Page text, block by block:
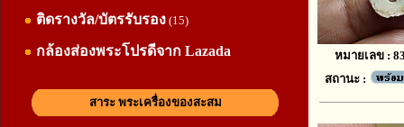
ติดรางวัล/บัตรรับรอง (15)
กล้องส่องพระโปรดีจาก Lazada
สาระ พระเครื่องของสะสม
หมายเลข :
สถานะ :